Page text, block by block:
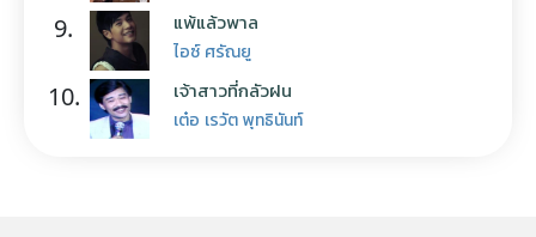
9. แพ้แล้วพาล
ไอซ์ ศรัณยู
10. เจ้าสาวที่กลัวฝน
เต๋อ เรวัต พุทธินันท์